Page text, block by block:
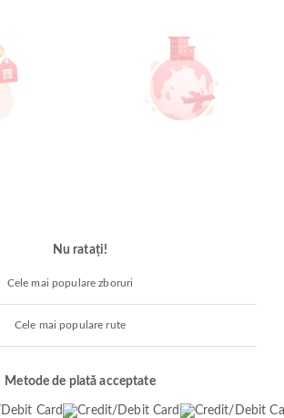
Nu ratați!
Cele mai populare zboruri
Cele mai populare rute
Metode de plată acceptate